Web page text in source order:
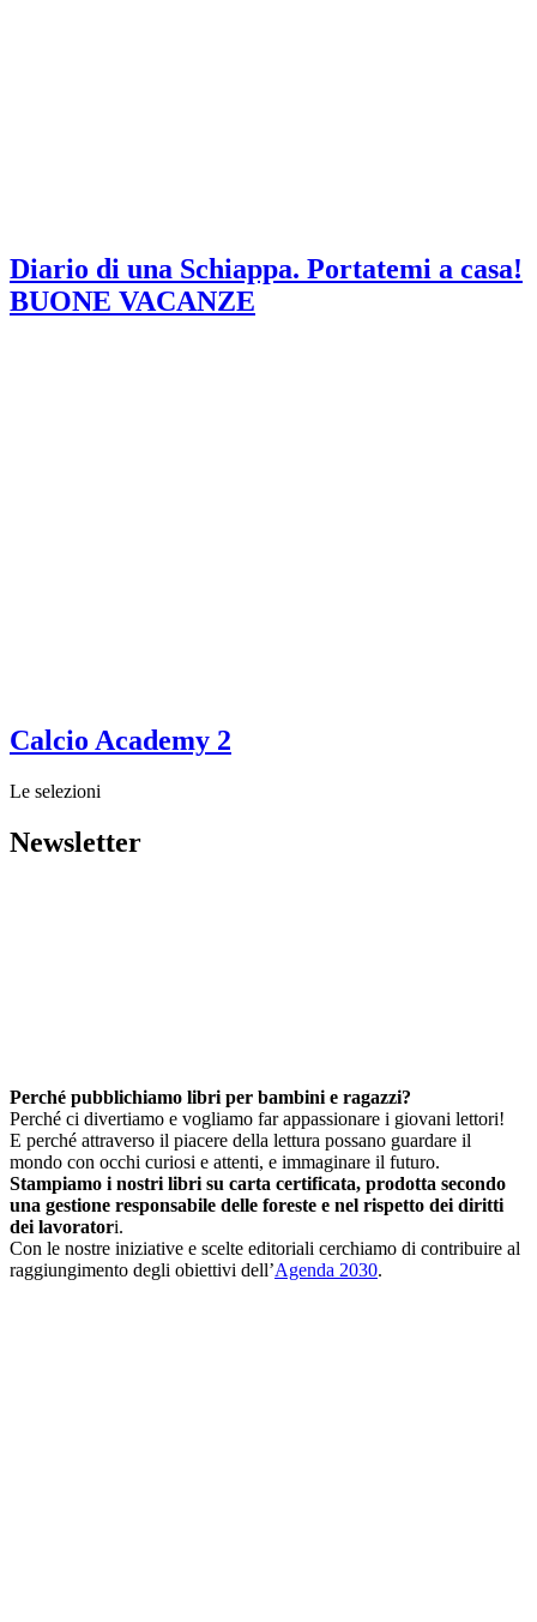
Diario di una Schiappa. Portatemi a casa!
BUONE VACANZE
Calcio Academy 2
Le selezioni
Newsletter
Perché pubblichiamo libri per bambini e ragazzi?
Perché ci divertiamo e vogliamo far appassionare i giovani lettori!
E perché attraverso il piacere della lettura possano guardare il
mondo con occhi curiosi e attenti, e immaginare il futuro.
Stampiamo i nostri libri su carta certificata, prodotta secondo
una gestione responsabile delle foreste e nel rispetto dei diritti
dei lavoratori.
Con le nostre iniziative e scelte editoriali cerchiamo di contribuire al
raggiungimento degli obiettivi dell’Agenda 2030.